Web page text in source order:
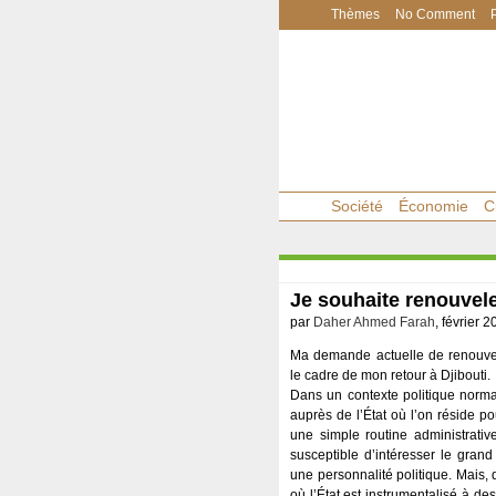
Thèmes No Comment
Société Économie
Je souhaite
par Daher Ahmed Farah, février
Ma demande actuelle de
le cadre de mon retour à Djibouti.
Dans un contexte politique
auprès de l’État où l’on réside
une simple routine
susceptible d’intéresser le
une personnalité politique. Mais,